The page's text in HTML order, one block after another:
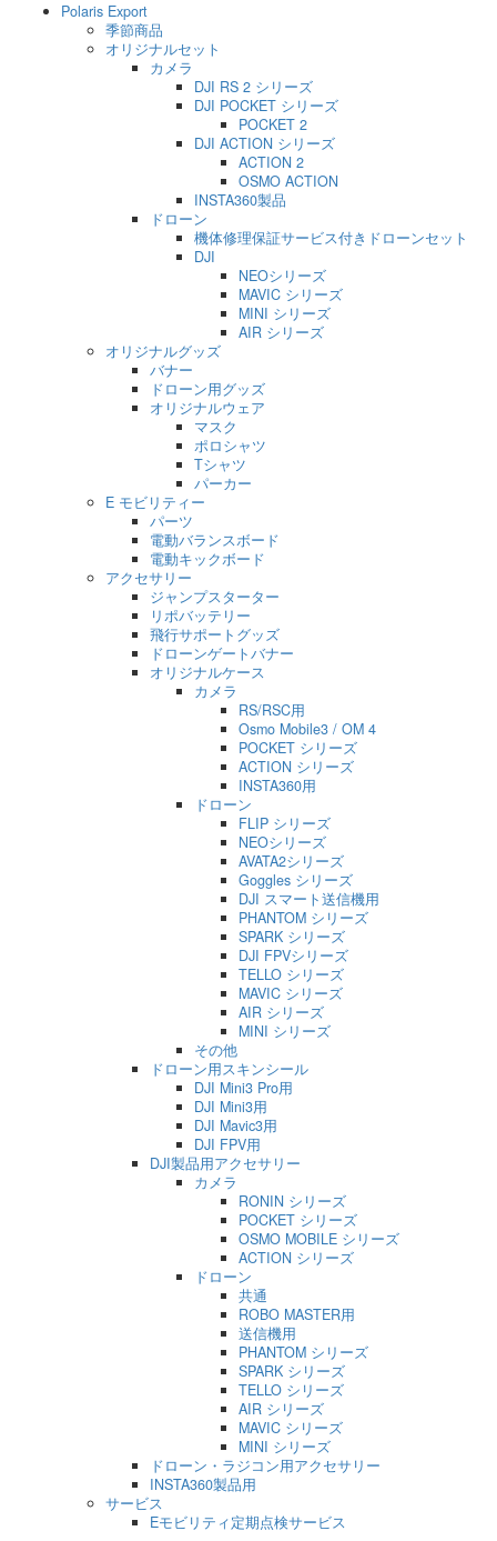
Polaris Export
季節商品
オリジナルセット
カメラ
DJI RS 2 シリーズ
DJI POCKET シリーズ
POCKET 2
DJI ACTION シリーズ
ACTION 2
OSMO ACTION
INSTA360製品
ドローン
機体修理保証サービス付きドローンセット
DJI
NEOシリーズ
MAVIC シリーズ
MINI シリーズ
AIR シリーズ
オリジナルグッズ
バナー
ドローン用グッズ
オリジナルウェア
マスク
ポロシャツ
Tシャツ
パーカー
E モビリティー
パーツ
電動バランスボード
電動キックボード
アクセサリー
ジャンプスターター
リポバッテリー
飛行サポートグッズ
ドローンゲートバナー
オリジナルケース
カメラ
RS/RSC用
Osmo Mobile3 / OM 4
POCKET シリーズ
ACTION シリーズ
INSTA360用
ドローン
FLIP シリーズ
NEOシリーズ
AVATA2シリーズ
Goggles シリーズ
DJI スマート送信機用
PHANTOM シリーズ
SPARK シリーズ
DJI FPVシリーズ
TELLO シリーズ
MAVIC シリーズ
AIR シリーズ
MINI シリーズ
その他
ドローン用スキンシール
DJI Mini3 Pro用
DJI Mini3用
DJI Mavic3用
DJI FPV用
DJI製品用アクセサリー
カメラ
RONIN シリーズ
POCKET シリーズ
OSMO MOBILE シリーズ
ACTION シリーズ
ドローン
共通
ROBO MASTER用
送信機用
PHANTOM シリーズ
SPARK シリーズ
TELLO シリーズ
AIR シリーズ
MAVIC シリーズ
MINI シリーズ
ドローン・ラジコン用アクセサリー
INSTA360製品用
サービス
Eモビリティ定期点検サービス